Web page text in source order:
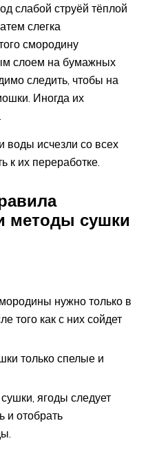
слабой струёй тёплой
слегка
смородину
слоем на бумажных
следить, чтобы на
Иногда их
воды исчезли со всех
к их переработке.
методы сушки
нужно только в
того как с них сойдет
только спелые и
ягоды следует
и отобрать